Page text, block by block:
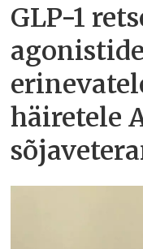
GLP-1
häiretele